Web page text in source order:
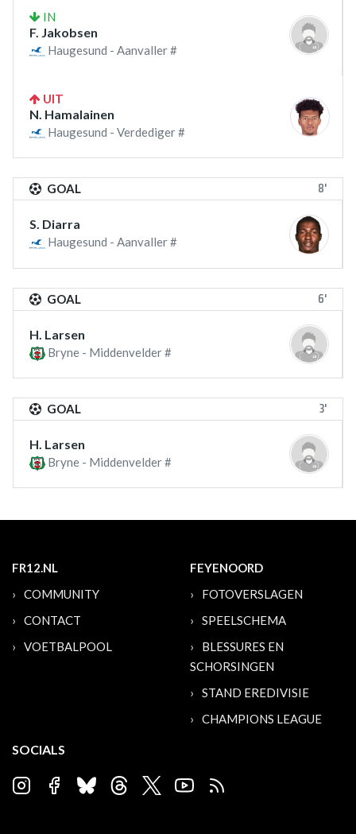
IN
F. Jakobsen
Haugesund - Aanvaller #
UIT
N. Hamalainen
Haugesund - Verdediger #
GOAL 8'
S. Diarra
Haugesund - Aanvaller #
GOAL 6'
H. Larsen
Bryne - Middenvelder #
GOAL 3'
H. Larsen
Bryne - Middenvelder #
FR12.NL
COMMUNITY
CONTACT
VOETBALPOOL
FEYENOORD
FOTOVERSLAGEN
SPEELSCHEMA
BLESSURES EN
SCHORSINGEN
STAND EREDIVISIE
CHAMPIONS LEAGUE
SOCIALS